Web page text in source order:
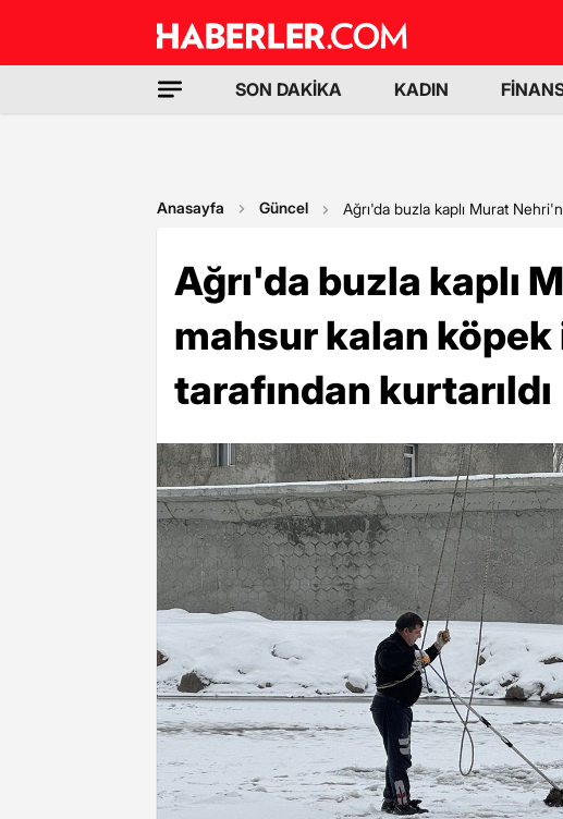
SON DAKİKA KADIN
Anasayfa Güncel Ağrı'da buzla kaplı Murat
Ağrı'da buzla kaplı
mahsur kalan
tarafından kurtarıldı